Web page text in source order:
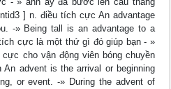
] n. điều tích cực An advantage
-» Being tall is an advantage to a
cực là một thứ gì đó giúp bạn - »
cho vận động viên bóng chuyền
advent is the arrival or beginning
or event. -» During the advent of